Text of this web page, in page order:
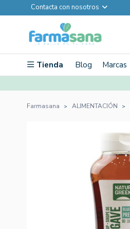
Contacta con nosotros
Tienda Blog Marcas
Farmasana ALIMENTACIÓN